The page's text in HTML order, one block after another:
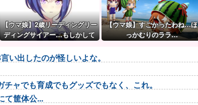
【ウマ娘】2歳リーディングリー
ディングサイアー…もしかして
【ウマ娘】すごかったわね…ほ
っかむりのララ…
い出したのが怪しいよな。
ャでも育成でもグッズでもなく、これ。
て筐体公...